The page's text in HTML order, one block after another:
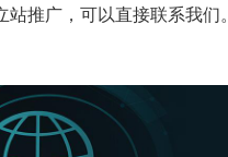
推广，可以直接联系我们。